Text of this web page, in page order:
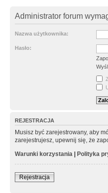
Administrator forum
Nazwa użytkownika:
Hasło:
REJESTRACJA
Musisz być zarejestrowany, aby
zarejestrujesz, upewnij się, że
Warunki korzystania | Polityka
Rejestracja